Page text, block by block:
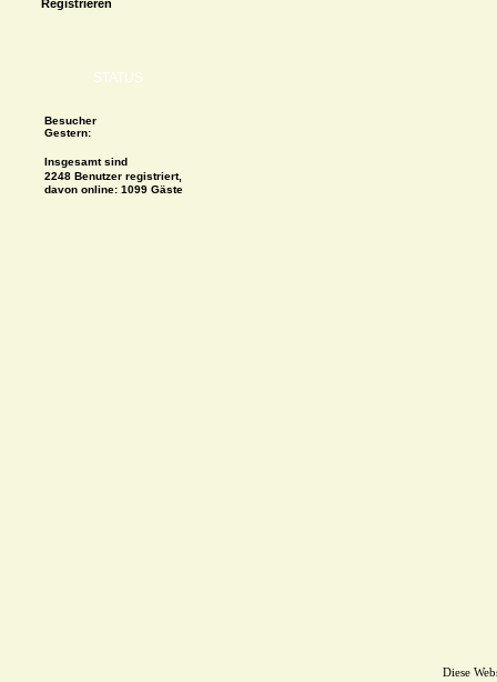
Registrieren
STATUS
Besucher
Gestern:
Insgesamt sind
2248 Benutzer registriert,
davon online: 1099 Gäste
Diese